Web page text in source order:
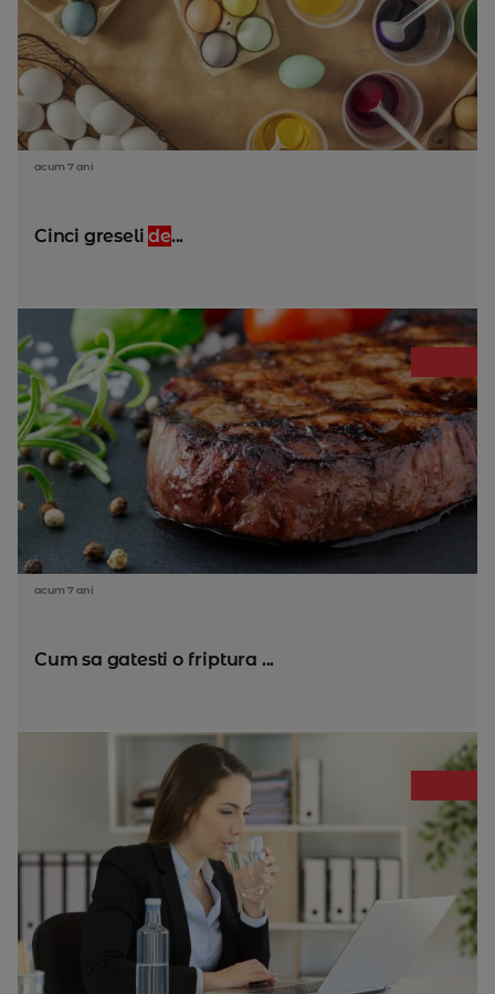
acum 7 ani
Cinci greselide...
acum 7 ani
Cum sa gatesti o friptura ...